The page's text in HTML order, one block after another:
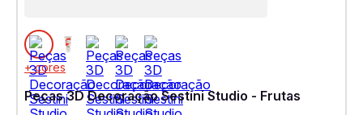
+ cores
Peças 3D Decoração Sestini Studio - Frutas